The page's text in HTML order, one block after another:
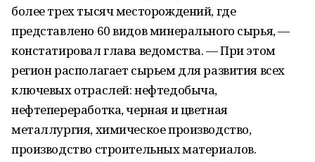
более трех тысяч месторождений, где
представлено 60 видов минерального сырья, —
констатировал глава ведомства. — При этом
регион располагает сырьем для развития всех
ключевых отраслей: нефтедобыча,
нефтепереработка, черная и цветная
металлургия, химическое производство,
производство строительных материалов.